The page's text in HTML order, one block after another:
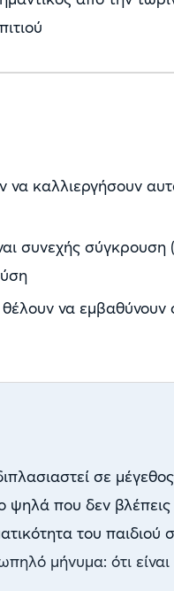
καλλιεργήσουν
συνεχής
να εμβαθύνουν
σε
που δεν βλέπεις
του παιδιού
μήνυμα: ότι